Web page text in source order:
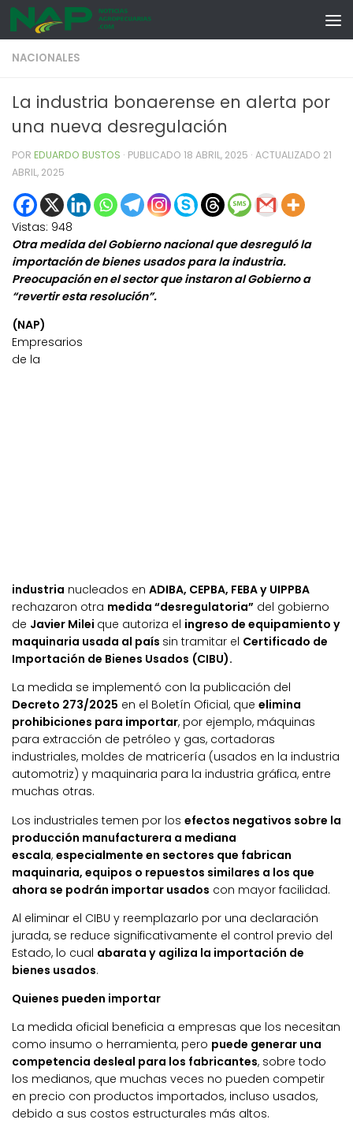
Skip to content
NACIONALES
La industria bonaerense en alerta por
una nueva desregulación
POR EDUARDO BUSTOS · PUBLICADO 18 ABRIL, 2025 · ACTUALIZADO 21
ABRIL, 2025
Vistas: 948
Otra medida del Gobierno nacional que desreguló la
importación de bienes usados para la industria.
Preocupación en el sector que instaron al Gobierno a
“revertir esta resolución”.
(NAP)
Empresarios
de la
industria nucleados en ADIBA, CEPBA, FEBA y UIPPBA
rechazaron otra medida “desregulatoria” del gobierno
de Javier Milei que autoriza el ingreso de equipamiento y
maquinaria usada al país sin tramitar el Certificado de
Importación de Bienes Usados (CIBU).
La medida se implementó con la publicación del
Decreto 273/2025 en el Boletín Oficial, que elimina
prohibiciones para importar, por ejemplo, máquinas
para extracción de petróleo y gas, cortadoras
industriales, moldes de matricería (usados en la industria
automotriz) y maquinaria para la industria gráfica, entre
muchas otras.
Los industriales temen por los efectos negativos sobre la
producción manufacturera a mediana
escala, especialmente en sectores que fabrican
maquinaria, equipos o repuestos similares a los que
ahora se podrán importar usados con mayor facilidad.
Al eliminar el CIBU y reemplazarlo por una declaración
jurada, se reduce significativamente el control previo del
Estado, lo cual abarata y agiliza la importación de
bienes usados.
Quienes pueden importar
La medida oficial beneficia a empresas que los necesitan
como insumo o herramienta, pero puede generar una
competencia desleal para los fabricantes, sobre todo
los medianos, que muchas veces no pueden competir
en precio con productos importados, incluso usados,
debido a sus costos estructurales más altos.